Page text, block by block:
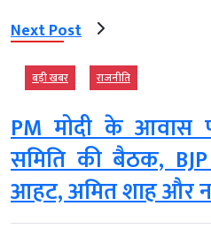
Next Post
बड़ी खबर राजनीति
PM मोदी के आवास
समिति की बैठक,
आहट, अमित शाह और